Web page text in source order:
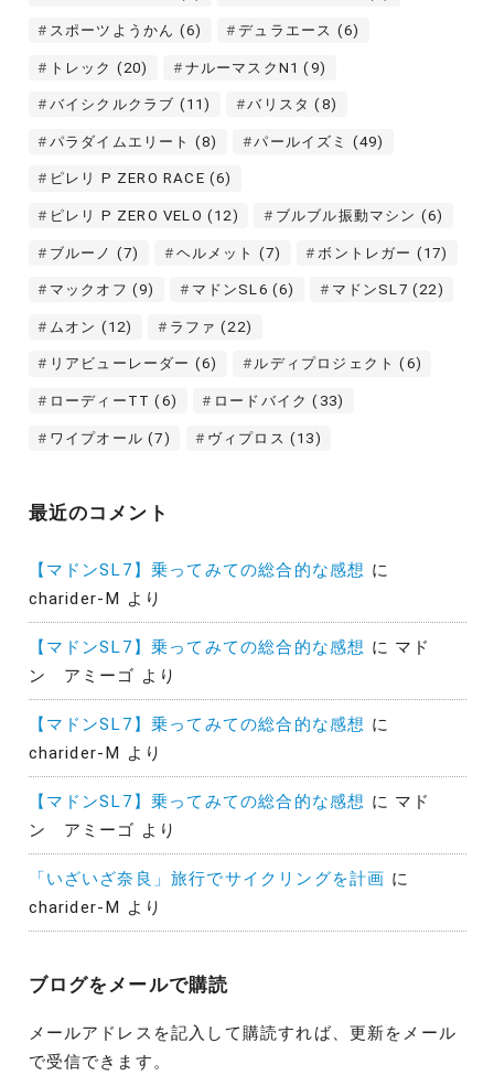
スポーツようかん (6) デュラエース (6)
トレック (20) ナルーマスクN1 (9)
バイシクルクラブ (11) バリスタ (8)
パラダイムエリート (8) パールイズミ (49)
ピレリ P ZERO RACE (6)
ピレリ P ZERO VELO (12) ブルブル振動マシン (6)
ブルーノ (7) ヘルメット (7) ボントレガー (17)
マックオフ (9) マドンSL6 (6) マドンSL7 (22)
ムオン (12) ラファ (22)
リアビューレーダー (6) ルディプロジェクト (6)
ローディーTT (6) ロードバイク (33)
ワイプオール (7) ヴィプロス (13)
最近のコメント
【マドンSL7】乗ってみての総合的な感想 に
charider-M より
【マドンSL7】乗ってみての総合的な感想 に マド
ン アミーゴ より
【マドンSL7】乗ってみての総合的な感想 に
charider-M より
【マドンSL7】乗ってみての総合的な感想 に マド
ン アミーゴ より
「いざいざ奈良」旅行でサイクリングを計画 に
charider-M より
ブログをメールで購読
メールアドレスを記入して購読すれば、更新をメール
で受信できます。